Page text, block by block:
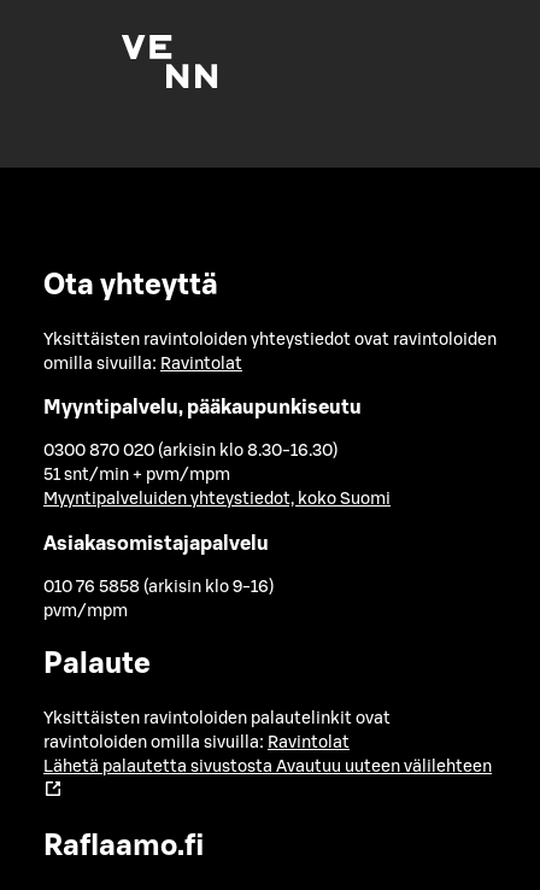
Ota yhteyttä
Yksittäisten ravintoloiden yhteystiedot ovat ravintoloiden
omilla sivuilla: Ravintolat
Myyntipalvelu, pääkaupunkiseutu
0300 870 020 (arkisin klo 8.30-16.30)
51 snt/min + pvm/mpm
Myyntipalveluiden yhteystiedot, koko Suomi
Asiakasomistajapalvelu
010 76 5858 (arkisin klo 9-16)
pvm/mpm
Palaute
Yksittäisten ravintoloiden palautelinkit ovat
ravintoloiden omilla sivuilla: Ravintolat
Lähetä palautetta sivustosta Avautuu uuteen välilehteen
Raflaamo.fi